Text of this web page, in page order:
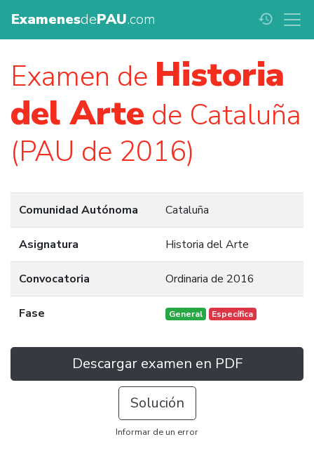
ExamenesdePAU.com history
Examen de Historia
del Arte de Cataluña
(PAU de 2016)
Comunidad Autónoma Cataluña
Asignatura Historia del Arte
Convocatoria Ordinaria de 2016
Fase General Específica
Descargar examen en PDF
Solución
Informar de un error